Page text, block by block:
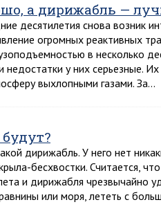
а дирижабль —
десятилетия снова возник
огромных реактивных
в несколько
недостатки у них серьезные.
выхлопными газами. За…
дирижабль. У него нет
бесхвостки. Считается,
и дирижабля чрезвычайно
или моря, лететь с